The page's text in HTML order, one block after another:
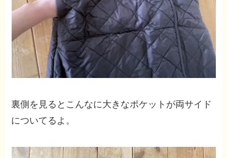
裏側を見るとこんなに大きなポケットが両サイド
についてるよ。